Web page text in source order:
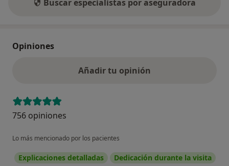
Buscar especialistas por aseguradora
Opiniones
Añadir tu opinión
756 opiniones
Lo más mencionado por los pacientes
Explicaciones detalladas
Dedicación durante la visita